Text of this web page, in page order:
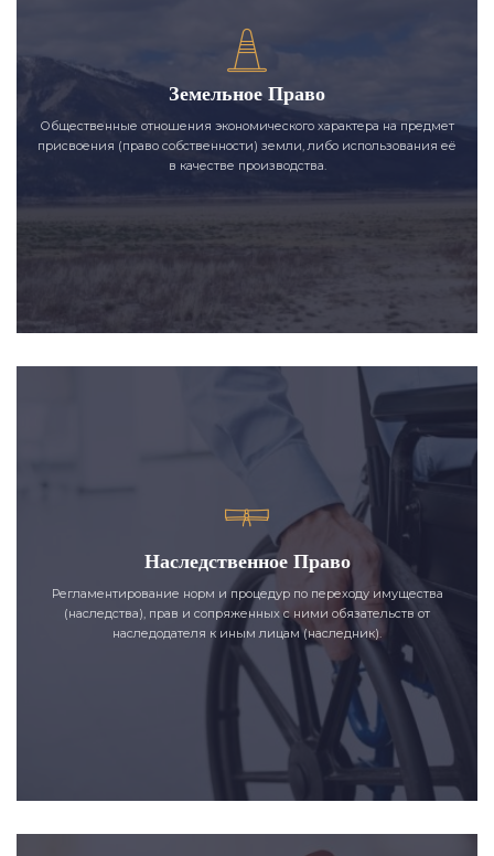
Земельное Право
Общественные отношения экономического характера на предмет
присвоения (право собственности) земли, либо использования её
в качестве производства.
Наследственное Право
Регламентирование норм и процедур по переходу имущества
(наследства), прав и сопряженных с ними обязательств от
наследодателя к иным лицам (наследник).